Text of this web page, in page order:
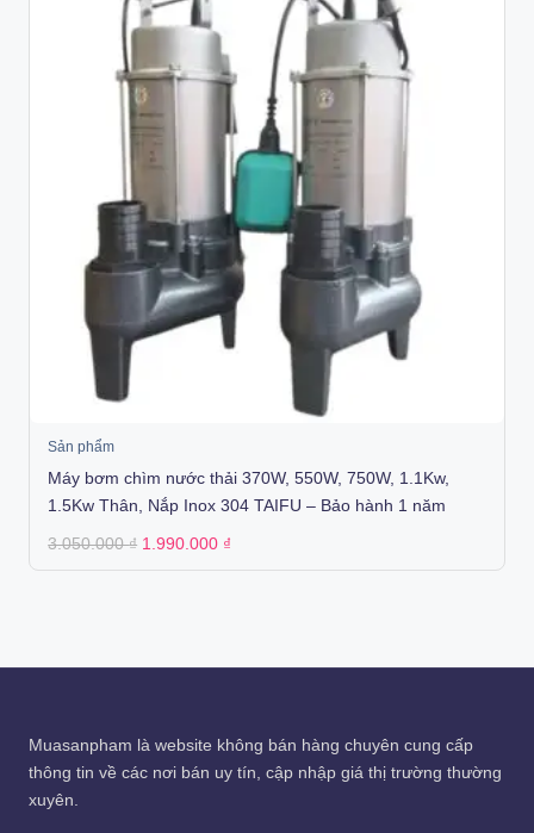
Sản phẩm
Máy bơm chìm nước thải 370W, 550W, 750W, 1.1Kw,
1.5Kw Thân, Nắp Inox 304 TAIFU – Bảo hành 1 năm
3.050.000₫ Original
was:
1.990.000 ₫
is:
Muasanpham là website không bán hàng chuyên cung cấp
thông tin về các nơi bán uy tín, cập nhập giá thị trường thường
xuyên.